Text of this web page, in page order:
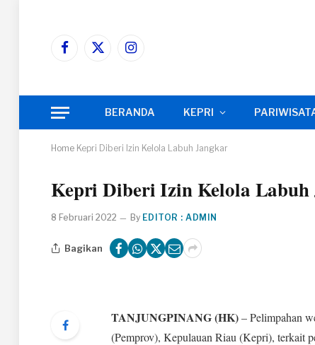
Facebook
X
Instagram
BERANDA KEPRI
Home Kepri Diberi Izin Kelola Labuh Jangkar
Kepri Diberi Izin Kelola Labuh
8 Februari 2022 By EDITOR : ADMIN
Bagikan
TANJUNGPINANG (HK)– Pelimpahan
(Pemprov), Kepulauan Riau (Kepri), terkait